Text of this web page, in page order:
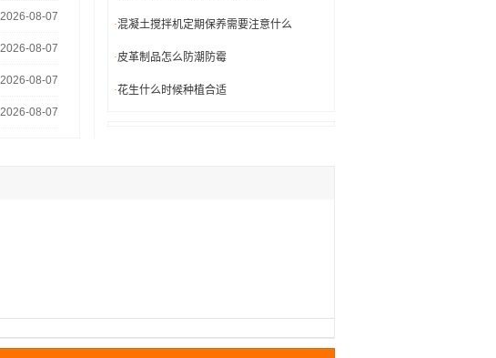
2026-08-07
2026-08-07
2026-08-07
2026-08-07
·混凝土搅拌机定期保养需要注意什么
·皮革制品怎么防潮防霉
·花生什么时候种植合适